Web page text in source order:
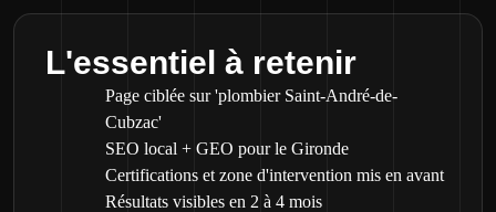
L'essentiel à retenir
Page ciblée sur 'plombier Saint-André-de-
Cubzac'
SEO local + GEO pour le Gironde
Certifications et zone d'intervention mis en avant
Résultats visibles en 2 à 4 mois